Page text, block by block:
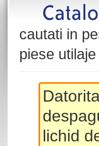
cautati in
piese
lichid